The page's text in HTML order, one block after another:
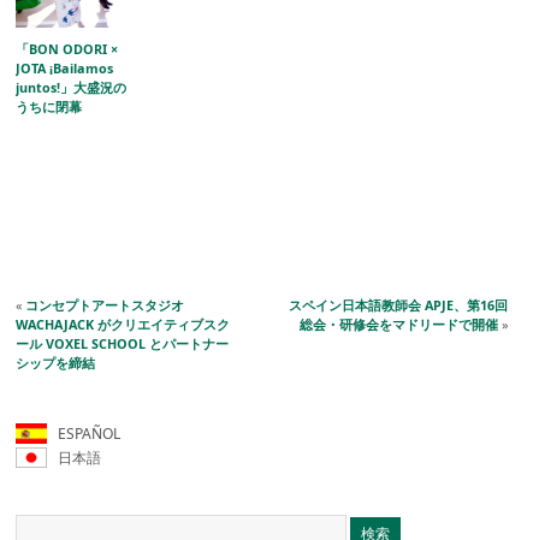
「BON ODORI ×
JOTA ¡Bailamos
juntos!」大盛況の
うちに閉幕
« コンセプトアートスタジオ
WACHAJACK がクリエイティブスク
ール VOXEL SCHOOL とパートナー
シップを締結
スペイン日本語教師会 APJE、第16回
総会・研修会をマドリードで開催»
ESPAÑOL
日本語